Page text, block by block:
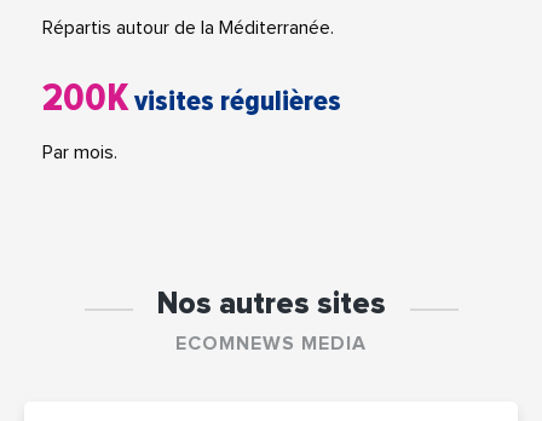
Répartis autour de la Méditerranée.
200Kvisites régulières
Par mois.
Nos autres sites
ECOMNEWS MEDIA